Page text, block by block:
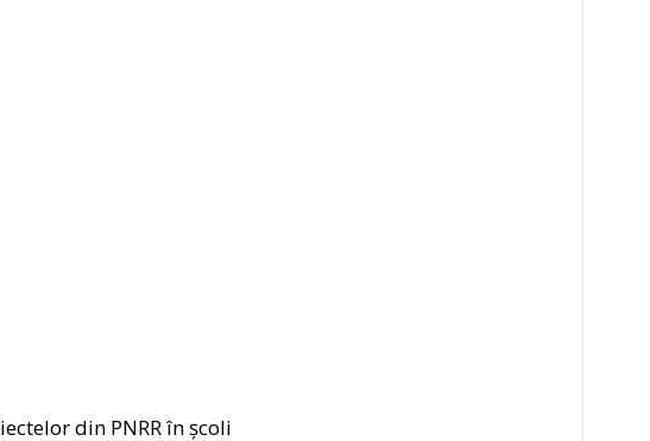
din PNRR în școli